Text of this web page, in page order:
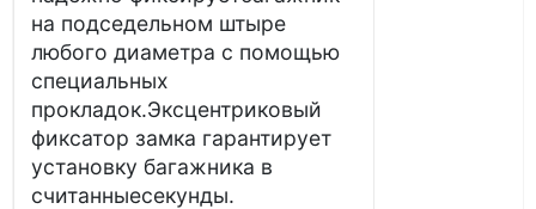
на подседельном штыре
любого диаметра с помощью
специальных
прокладок.Эксцентриковый
фиксатор замка гарантирует
установку багажника в
считанныесекунды.